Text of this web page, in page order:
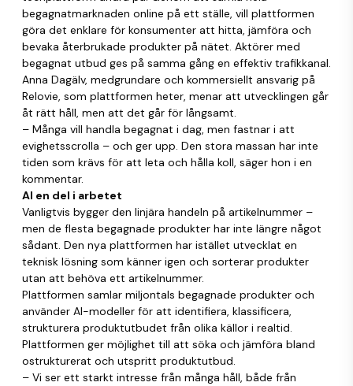
begagnatmarknaden online på ett ställe, vill plattformen
göra det enklare för konsumenter att hitta, jämföra och
bevaka återbrukade produkter på nätet. Aktörer med
begagnat utbud ges på samma gång en effektiv trafikkanal.
Anna Dagälv, medgrundare och kommersiellt ansvarig på
Relovie, som plattformen heter, menar att utvecklingen går
åt rätt håll, men att det går för långsamt.
– Många vill handla begagnat i dag, men fastnar i att
evighetsscrolla – och ger upp. Den stora massan har inte
tiden som krävs för att leta och hålla koll, säger hon i en
kommentar.
AI en del i arbetet
Vanligtvis bygger den linjära handeln på artikelnummer –
men de flesta begagnade produkter har inte längre något
sådant. Den nya plattformen har istället utvecklat en
teknisk lösning som känner igen och sorterar produkter
utan att behöva ett artikelnummer.
Plattformen samlar miljontals begagnade produkter och
använder AI-modeller för att identifiera, klassificera,
strukturera produktutbudet från olika källor i realtid.
Plattformen ger möjlighet till att söka och jämföra bland
ostrukturerat och utspritt produktutbud.
– Vi ser ett starkt intresse från många håll, både från